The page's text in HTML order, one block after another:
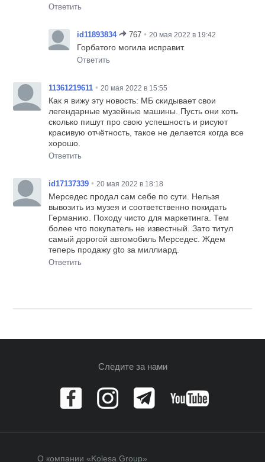
Ответить
id11893834 767 • 20 мая 2022 в 19:42
Горбатого могила исправит.
Ответить
11361219611 • 20 мая 2022 в 15:55
Как я вижу эту новость: МБ скидывает свои
легендарные музейные машины. Пусть они хоть
сколько пишут про свою успешность и рисуют
красивую отчётность, такое не делается когда все
хорошо.
Ответить
id17137339 • 20 мая 2022 в 18:18
Мерседес продал сам себе по сути. Нельзя
вывозить из музея и соответственно покидать
Германию. Походу чисто для маркетинга. Тем
более что покупатель не известный. Зато титул
самый дорогой автомобиль Мерседес. Ждем
теперь продажу gto за миллиард.
Ответить
Следите за нами
О компании «Kolesa Group»